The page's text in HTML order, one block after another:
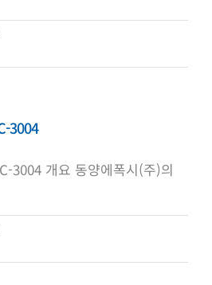
3004
3004 개요 동양에폭시(주)의